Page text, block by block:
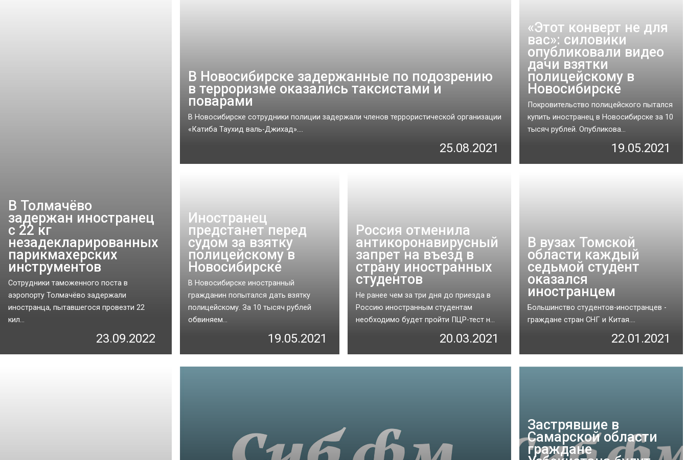
В Толмачёво
задержан иностранец
с 22 кг
незадекларированных
парикмахерских
инструментов
Сотрудники таможенного поста в
аэропорту Толмачёво задержали
иностранца, пытавшегося провезти 22
кил...
23.09.2022
В Новосибирске задержанные по подозрению
в терроризме оказались таксистами и
поварами
В Новосибирске сотрудники полиции задержали членов террористической организации
«Катиба Таухид валь-Джихад»....
25.08.2021
«‎Этот конверт не для
вас»: силовики
опубликовали видео
дачи взятки
полицейскому в
Новосибирске
Покровительство полицейского пытался
купить иностранец в Новосибирске за 10
тысяч рублей. Опубликова...
19.05.2021
Иностранец
предстанет перед
судом за взятку
полицейскому в
Новосибирске
В Новосибирске иностранный
гражданин попытался дать взятку
полицейскому. За 10 тысяч рублей
обвиняем...
19.05.2021
Россия отменила
антикоронавирусный
запрет на въезд в
страну иностранных
студентов
Не ранее чем за три дня до приезда в
Россию иностранным студентам
необходимо будет пройти ПЦР-тест н...
20.03.2021
В вузах Томской
области каждый
седьмой студент
оказался
иностранцем
Большинство студентов-иностранцев -
граждане стран СНГ и Китая....
22.01.2021
Застрявшие в
Самарской области
граждане